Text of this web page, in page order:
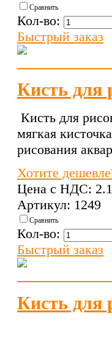
Сравнить
Кол-во:
Быстрый заказ
Кисть для
Кисть для
мягкая
рисования
Хотите
Цена с НДС:
Артикул: 1249
Сравнить
Кол-во:
Быстрый заказ
Кисть для